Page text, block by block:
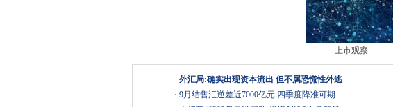
上市观察
· 外汇局:确实出现资本流出 但不属恐慌性外逃
· 9月结售汇逆差近7000亿元 四季度降准可期